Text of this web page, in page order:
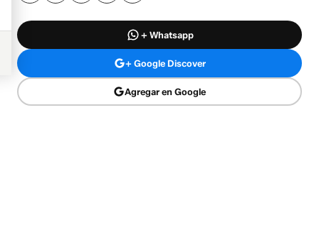
+ Whatsapp
+ Google Discover
Agregar en Google